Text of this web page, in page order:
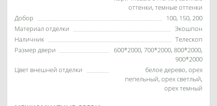
оттенки, темные оттенки
Добор
100, 150, 200
Материал отделки
Экошпон
Наличник
Телескоп
Размер двери
600*2000, 700*2000, 800*2000,
900*2000
Цвет внешней отделки
белое дерево, орех
пепельный, орех светлый,
орех темный